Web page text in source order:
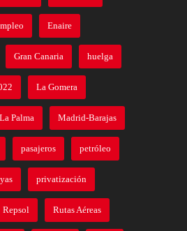
Enaire
Gran Canaria huelga
La Gomera
La Palma Madrid-Barajas
pasajeros petróleo
privatización
Repsol Rutas Aéreas